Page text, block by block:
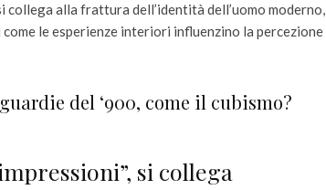
alla frattura dell’identità dell’uomo moderno,
le esperienze interiori influenzino la percezione
del ‘900, come il cubismo?
si collega